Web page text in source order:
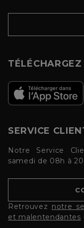
SERVICE
Notre Service
samedi de 08h à
Retrouvez notre
et malentendantes